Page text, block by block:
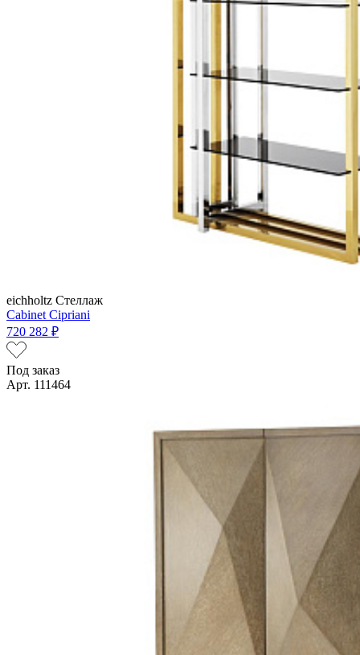
eichholtz Стеллаж
Cabinet Cipriani
720 282 ₽
Под заказ
Арт. 111464